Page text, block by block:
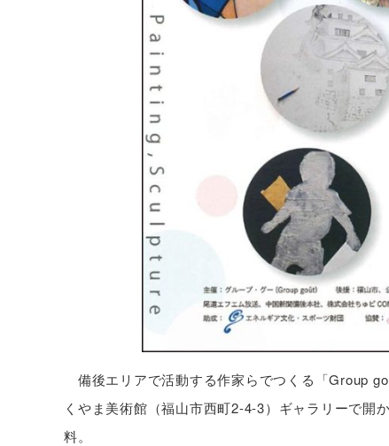
備後エリアで活動する作家らでつくる「Group
くやま美術館（福山市西町2-4-3）ギャラリーで
料。